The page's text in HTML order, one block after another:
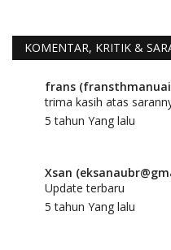
KOMENTAR, KRITIK &
frans
trima kasih atas
5 tahun Yang lalu
Xsan
Update terbaru
5 tahun Yang lalu